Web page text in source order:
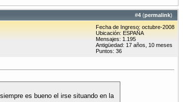
#4 (permalink)
Fecha de Ingreso: octubre-2008
Ubicación: ESPAÑA
Mensajes: 1.195
Antigüedad: 17 años, 10 meses
Puntos: 36
es bueno el irse situando en la